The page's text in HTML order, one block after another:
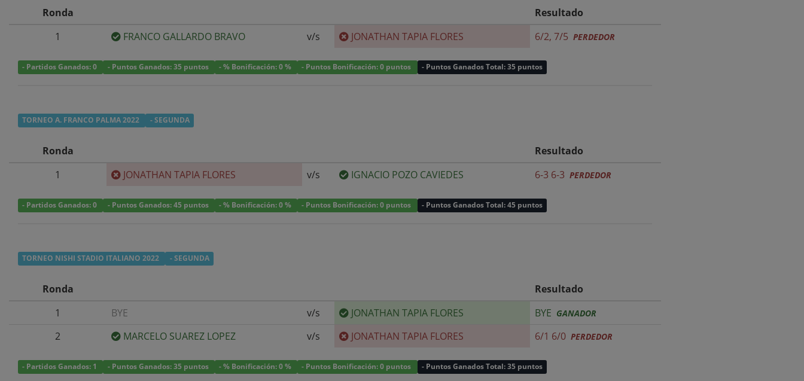
Ronda
Resultado
1
FRANCO GALLARDO BRAVO v/s JONATHAN TAPIA FLORES 6/2, 7/5 PERDEDOR
- Partidos Ganados: 0 - Puntos Ganados: 35 puntos - % Bonificación: 0 % - Puntos Bonificación: 0 puntos - Puntos Ganados Total: 35 puntos
TORNEO A. FRANCO PALMA 2022 - SEGUNDA
Ronda
Resultado
1
JONATHAN TAPIA FLORES v/s IGNACIO POZO CAVIEDES 6-3 6-3 PERDEDOR
- Partidos Ganados: 0 - Puntos Ganados: 45 puntos - % Bonificación: 0 % - Puntos Bonificación: 0 puntos - Puntos Ganados Total: 45 puntos
TORNEO NISHI STADIO ITALIANO 2022 - SEGUNDA
Ronda
Resultado
1
BYE v/s JONATHAN TAPIA FLORES BYE GANADOR
2 MARCELO SUAREZ LOPEZ v/s JONATHAN TAPIA FLORES 6/1 6/0 PERDEDOR
- Partidos Ganados: 1 - Puntos Ganados: 35 puntos - % Bonificación: 0 % - Puntos Bonificación: 0 puntos - Puntos Ganados Total: 35 puntos